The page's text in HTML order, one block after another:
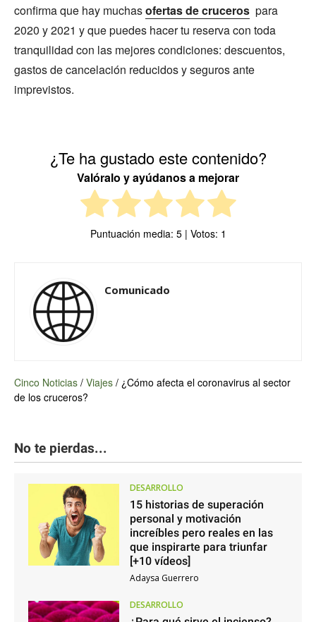
confirma que hay muchasofertas de cruceros para
2020 y 2021 y que puedes hacer tu reserva con toda
tranquilidad con las mejores condiciones: descuentos,
gastos de cancelación reducidos y seguros ante
imprevistos.
¿Te ha gustado este contenido?
Valóralo y ayúdanos a mejorar
Puntuación media: 5| Votos: 1
Comunicado
Cinco Noticias / Viajes / ¿Cómo afecta el coronavirus al sector
de los cruceros?
No te pierdas...
DESARROLLO
15 historias de superación
personal y motivación
increíbles pero reales en las
que inspirarte para triunfar
[+10 vídeos]
Adaysa Guerrero
DESARROLLO